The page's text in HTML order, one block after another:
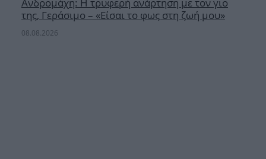
της, Γεράσιμο – «Είσαι το φως στη ζωή μου»
08.08.2026